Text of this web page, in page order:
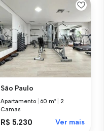
São Paulo
Apartamento 60 m²
2
Camas
R$ 5.230 Ver mais